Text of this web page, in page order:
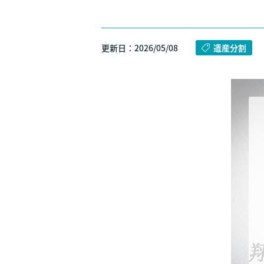
更新日：2026/05/08 遺産分割